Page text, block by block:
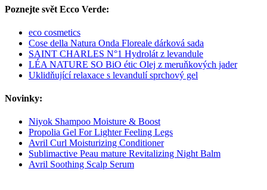
Poznejte svět Ecco Verde:
eco cosmetics
Cose della Natura Onda Floreale dárková sada
SAINT CHARLES N°1 Hydrolát z levandule
LÉA NATURE SO BiO étic Olej z meruňkových jader
Uklidňující relaxace s levandulí sprchový gel
Novinky:
Niyok Shampoo Moisture & Boost
Propolia Gel For Lighter Feeling Legs
Avril Curl Moisturizing Conditioner
Sublimactive Peau mature Revitalizing Night Balm
Avril Soothing Scalp Serum